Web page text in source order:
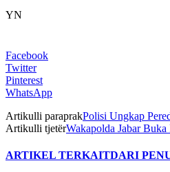
YN
Facebook
Twitter
Pinterest
WhatsApp
Artikulli paraprakPolisi Ungkap
Artikulli tjetërWakapolda Jabar
ARTIKEL TERKAITDARI